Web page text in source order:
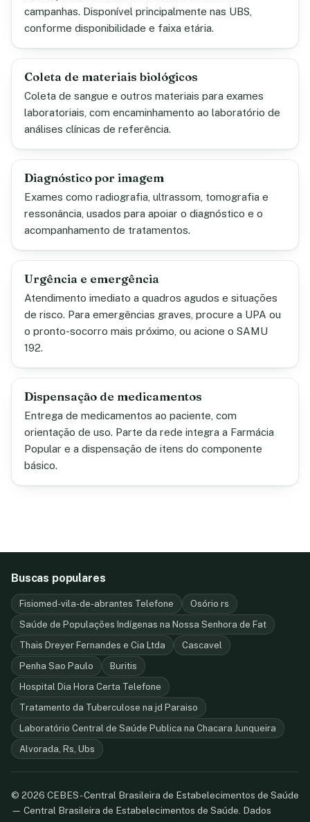
campanhas. Disponível principalmente nas UBS,
conforme disponibilidade e faixa etária.
Coleta de materiais biológicos
Coleta de sangue e outros materiais para exames
laboratoriais, com encaminhamento ao laboratório de
análises clínicas de referência.
Diagnóstico por imagem
Exames como radiografia, ultrassom, tomografia e
ressonância, usados para apoiar o diagnóstico e o
acompanhamento de tratamentos.
Urgência e emergência
Atendimento imediato a quadros agudos e situações
de risco. Para emergências graves, procure a UPA ou
o pronto-socorro mais próximo, ou acione o SAMU
192.
Dispensação de medicamentos
Entrega de medicamentos ao paciente, com
orientação de uso. Parte da rede integra a Farmácia
Popular e a dispensação de itens do componente
básico.
Buscas populares
Fisiomed-vila-de-abrantes Telefone
Osório rs
Saúde de Populações Indígenas na Nossa Senhora de Fat
Thais Dreyer Fernandes e Cia Ltda
Cascavel
Penha Sao Paulo
Buritis
Hospital Dia Hora Certa Telefone
Tratamento da Tuberculose na jd Paraiso
Laboratório Central de Saúde Publica na Chacara Junqueira
Alvorada, Rs, Ubs
© 2026 CEBES - Central Brasileira de Estabelecimentos de Saúde
— Central Brasileira de Estabelecimentos de Saúde. Dados